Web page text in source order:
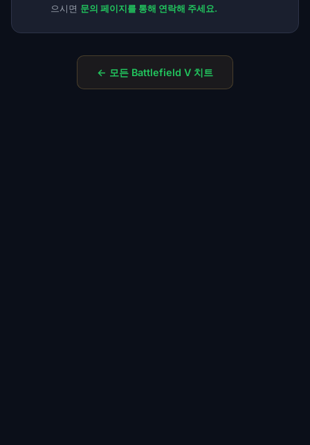
으시면 문의 페이지를 통해 연락해 주세요.
← 모든 Battlefield V 치트